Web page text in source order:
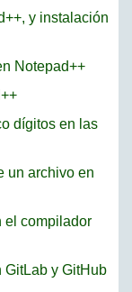
y instalación
Notepad++
dígitos en las
un archivo en
el compilador
GitLab y GitHub